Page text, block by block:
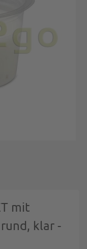
mit
klar -